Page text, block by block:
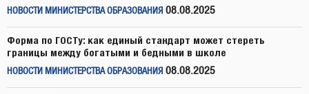
НОВОСТИ МИНИСТЕРСТВА ОБРАЗОВАНИЯ 08.08.2025
Форма по ГОСТу: как единый стандарт может стереть
границы между богатыми и бедными в школе
НОВОСТИ МИНИСТЕРСТВА ОБРАЗОВАНИЯ 08.08.2025